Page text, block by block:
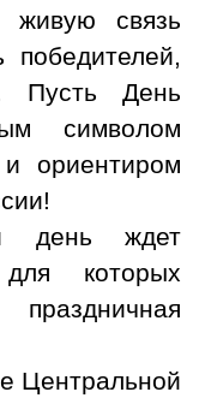
живую связь
победителей,
Пусть День
символом
ориентиром
день ждет
для которых
Центральной